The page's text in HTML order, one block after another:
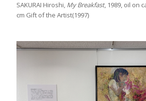
SAKURAI Hiroshi, My Breakfast, 1989, oil on
cm Gift of the Artist(1997)